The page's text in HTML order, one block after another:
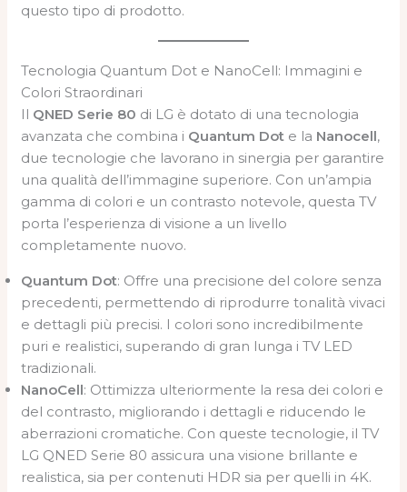
questo tipo di prodotto.
Tecnologia Quantum Dot e NanoCell: Immagini e
Colori Straordinari
Il QNED Serie 80 di LG è dotato di una tecnologia
avanzata che combina i Quantum Dot e la Nanocell,
due tecnologie che lavorano in sinergia per garantire
una qualità dell’immagine superiore. Con un’ampia
gamma di colori e un contrasto notevole, questa TV
porta l’esperienza di visione a un livello
completamente nuovo.
Quantum Dot: Offre una precisione del colore senza
precedenti, permettendo di riprodurre tonalità vivaci
e dettagli più precisi. I colori sono incredibilmente
puri e realistici, superando di gran lunga i TV LED
tradizionali.
NanoCell: Ottimizza ulteriormente la resa dei colori e
del contrasto, migliorando i dettagli e riducendo le
aberrazioni cromatiche. Con queste tecnologie, il TV
LG QNED Serie 80 assicura una visione brillante e
realistica, sia per contenuti HDR sia per quelli in 4K.